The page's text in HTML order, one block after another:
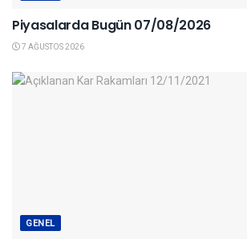
Piyasalarda Bugün 07/08/2026
7 AĞUSTOS 2026
GENEL